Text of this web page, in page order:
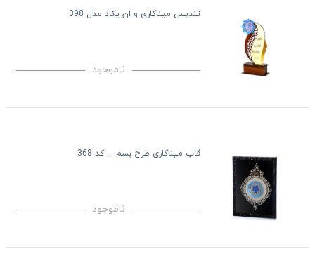
تندیس میناکاری و ان یکاد مدل 398
ناموجود
قاب میناکاری طرح بسم ... کد 368
ناموجود